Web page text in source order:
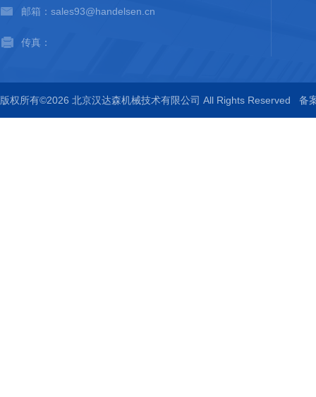
邮箱：sales93@handelsen.cn
传真：
版权所有©2026 北京汉达森机械技术有限公司 All Rights Reserved 备